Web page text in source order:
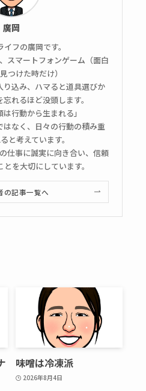
廣岡
フの廣岡です。
スマートフォンゲーム（面白
つけた時だけ）
込み、ハマると道具選びか
れるほど没頭します。
行動から生まれる」
なく、日々の行動の積み重
と考えています。
仕事に誠実に向き合い、信頼
を大切にしています。
の記事一覧へ
味噌は冷凍派
2026年8月4日